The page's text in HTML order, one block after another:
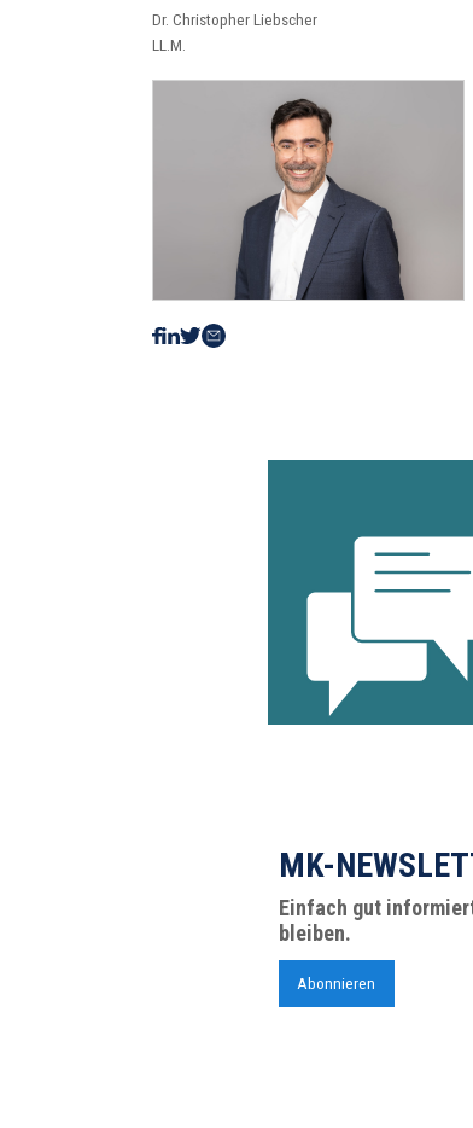
Dr. Christopher Liebscher
LL.M.
MK-
Einfach gut
bleiben.
Abonnieren